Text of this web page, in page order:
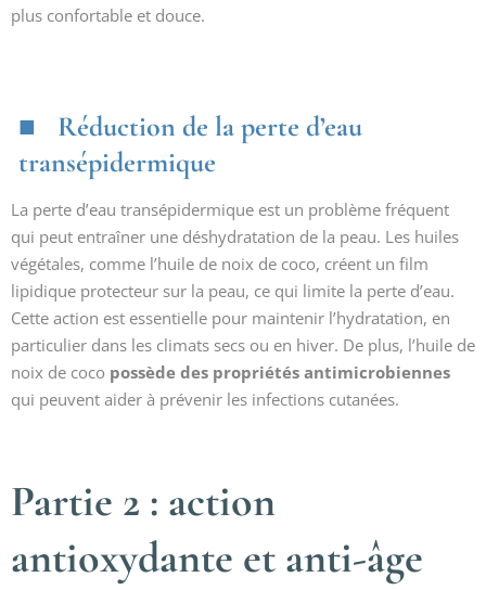
plus confortable et douce.
Réduction de la perte d’eau
transépidermique
La perte d’eau transépidermique est un problème fréquent
qui peut entraîner une déshydratation de la peau. Les huiles
végétales, comme l’huile de noix de coco, créent un film
lipidique protecteur sur la peau, ce qui limite la perte d’eau.
Cette action est essentielle pour maintenir l’hydratation, en
particulier dans les climats secs ou en hiver. De plus, l’huile de
noix de coco possède des propriétés antimicrobiennes
qui peuvent aider à prévenir les infections cutanées.
Partie 2 : action
antioxydante et anti-âge